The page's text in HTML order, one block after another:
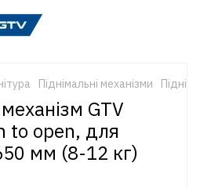
Піднімальні механізми
GTV
to open, для
мм (8-12 кг)